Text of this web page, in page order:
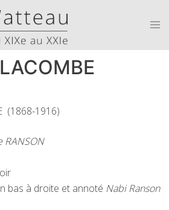
(1868-1916)
RANSON
bas à droite et annoté Nabi Ranson